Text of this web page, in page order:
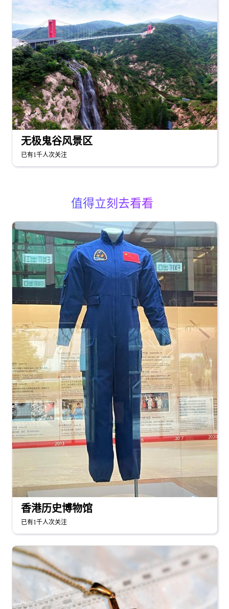
无极鬼谷风景区
已有1千人次关注
值得立刻去看看
香港历史博物馆
已有1千人次关注